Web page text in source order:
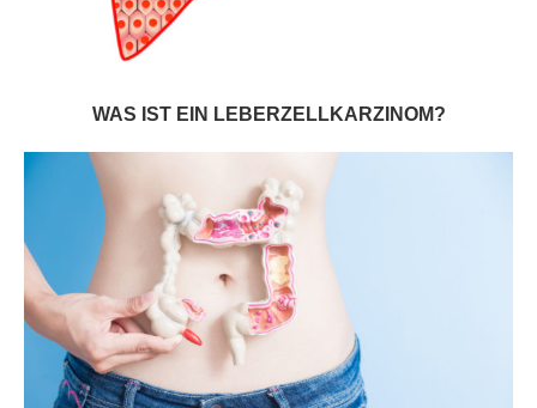
WAS IST EIN LEBERZELLKARZINOM?